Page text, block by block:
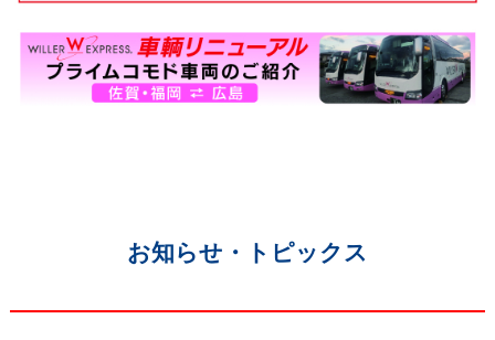
お知らせ・トピックス